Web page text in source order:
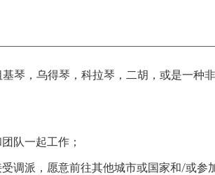
琴，乌得琴，科拉琴，二胡，或是一种
队一起工作；
调派，愿意前往其他城市或国家和/或参